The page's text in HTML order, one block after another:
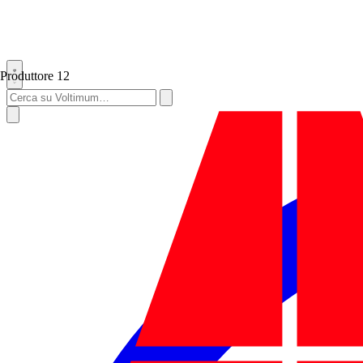
Produttore 12